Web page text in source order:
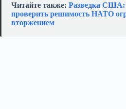
Читайте также: Разведка США:
проверить решимость НАТО
вторжением